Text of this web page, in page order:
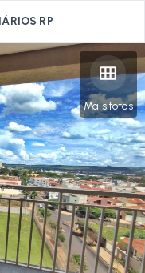
RP
Mais fotos